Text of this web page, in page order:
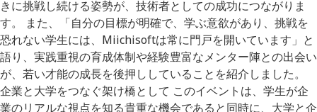
きに挑戦し続ける姿勢が、技術者としての成功につながりま
す。 また、「自分の目標が明確で、学ぶ意欲があり、挑戦を
恐れない学生には、Miichisoftは常に門戸を開いています」と
語り、実践重視の育成体制や経験豊富なメンター陣との出会い
が、若い才能の成長を後押ししていることを紹介しました。
企業と大学をつなぐ架け橋として このイベントは、学生が企
業のリアルな視点を知る貴重な機会であると同時に、大学と企